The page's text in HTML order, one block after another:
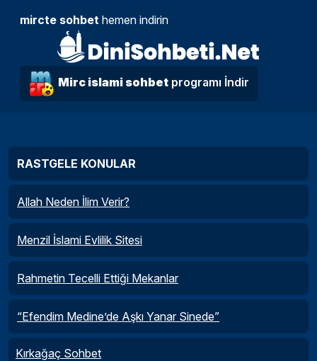
mircte sohbet hemen indirin
Mirc islami sohbet programı İndir
RASTGELE KONULAR
Allah Neden İlim Verir?
Menzil İslami Evlilik Sitesi
Rahmetin Tecelli Ettiği Mekanlar
“Efendim Medine’de Aşkı Yanar Sinede”
Kırkağaç Sohbet